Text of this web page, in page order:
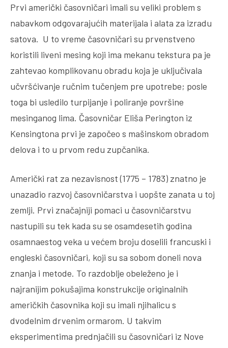
Prvi američki časovničari imali su veliki problem s
nabavkom odgovarajućih materijala i alata za izradu
satova. U to vreme časovničari su prvenstveno
koristili liveni mesing koji ima mekanu tekstura pa je
zahtevao komplikovanu obradu koja je uključivala
učvršćivanje ručnim tučenjem pre upotrebe; posle
toga bi usledilo turpijanje i poliranje površine
mesinganog lima. Časovničar Eliša Perington iz
Kensingtona prvi je započeo s mašinskom obradom
delova i to u prvom redu zupčanika.
Američki rat za nezavisnost (1775 – 1783) znatno je
unazadio razvoj časovničarstva i uopšte zanata u toj
zemlji. Prvi značajniji pomaci u časovničarstvu
nastupili su tek kada su se osamdesetih godina
osamnaestog veka u većem broju doselili francuski i
engleski časovničari, koji su sa sobom doneli nova
znanja i metode. To razdoblje obeleženo je i
najranijim pokušajima konstrukcije originalnih
američkih časovnika koji su imali njihalicu s
dvodelnim drvenim ormarom. U takvim
eksperimentima prednjačili su časovničari iz Nove